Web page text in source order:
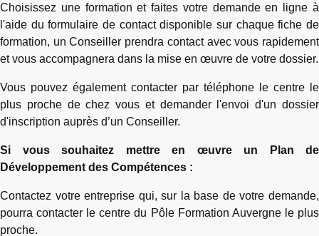
Choisissez une formation et faites votre demande en ligne à
l'aide du formulaire de contact disponible sur chaque fiche de
formation, un Conseiller prendra contact avec vous rapidement
et vous accompagnera dans la mise en œuvre de votre dossier.
Vous pouvez également contacter par téléphone le centre le
plus proche de chez vous et demander l'envoi d'un dossier
d'inscription auprès d’un Conseiller.
Si vous souhaitez mettre en œuvre un Plan de
Développement des Compétences :
Contactez votre entreprise qui, sur la base de votre demande,
pourra contacter le centre du Pôle Formation Auvergne le plus
proche.